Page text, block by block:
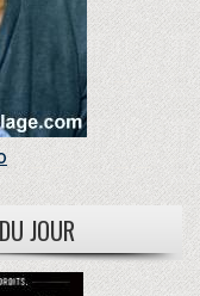
JOUR